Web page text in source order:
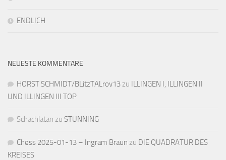
ENDLICH
NEUESTE KOMMENTARE
HORST SCHMIDT/BLitzTALrov13zu ILLINGEN I, ILLINGEN II
UND ILLINGEN III TOP
Schachlatan zu STUNNING
Chess 2025-01-13 – Ingram Braun zu DIE QUADRATUR DES
KREISES